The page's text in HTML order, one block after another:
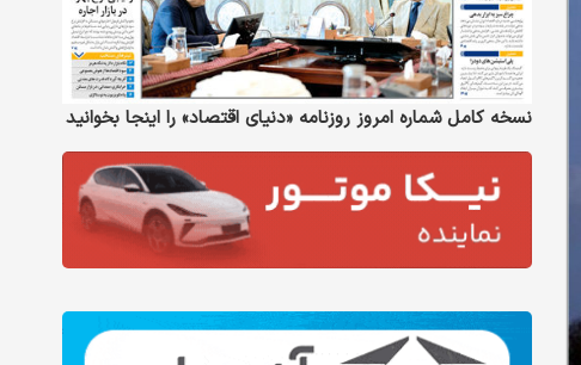
نسخه کامل شماره امروز روزنامه «دنیای‌ اقتصاد» را اینجا بخوانید